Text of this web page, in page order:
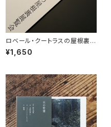
ロベール・クートラスの屋根裏展
覧会
¥1,650